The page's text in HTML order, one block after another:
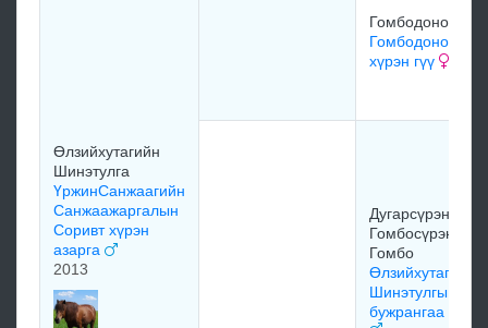
Өлзийхутагийн
Шинэтулга
ҮржинСанжаагийн
Санжаажаргалын
Соривт хүрэн
азарга
2013
Гомбодоной
Гомбодонойн
хүрэн гүү
Дугарсүрэнгийн
Гомбосүрэн /
Гомбо
Өлзийхутагийн
Шинэтулгын
бужрангаа